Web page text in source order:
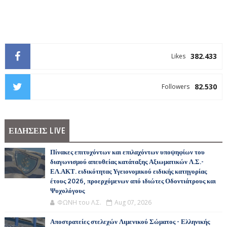
382.433
Likes
82.530
Followers
ΕΙΔΗΣΕΙΣ LIVE
Πίνακες επιτυχόντων και επιλαχόντων υποψηφίων του
διαγωνισμού απευθείας κατάταξης Αξιωματικών Λ.Σ.-
ΕΛ.ΑΚΤ. ειδικότητας Υγειονομικού ειδικής κατηγορίας
έτους 2026, προερχόμενων από ιδιώτες Οδοντιάτρους και
Ψυχολόγους
ΦΩΝΗ του Λ.Σ. Aug 07, 2026
Αποστρατείες στελεχών Λιμενικού Σώματος - Ελληνικής